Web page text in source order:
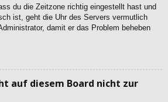
du die Zeitzone richtig eingestellt hast und
ist, geht die Uhr des Servers vermutlich
damit er das Problem beheben
auf diesem Board nicht zur